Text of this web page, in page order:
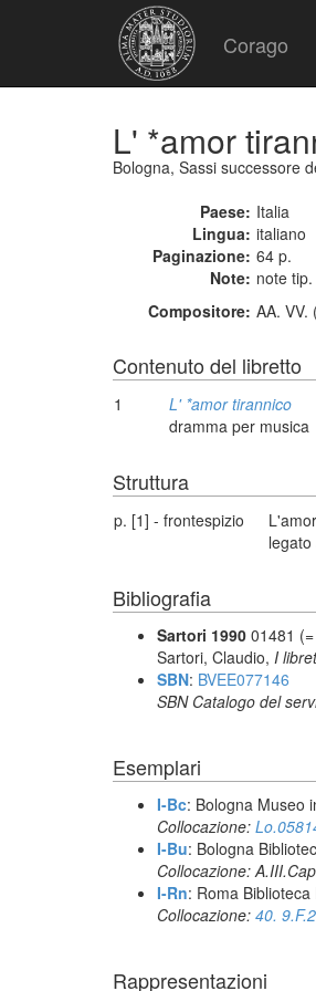
Corago
L' *amor
Bologna, Sassi successore
Paese: Italia
Lingua: italiano
Paginazione: 64 p.
Note: note
Compositore: AA. VV.
Contenuto del libretto
1
L' *amor tirannico
dramma per musica
Struttura
p. [1] - frontespizio
Bibliografia
Sartori 1990 01481
Sartori, Claudio, I
SBN: BVEE077146
SBN Catalogo del
Esemplari
I-Bc: Bologna Museo
Collocazione:
I-Bu: Bologna
Collocazione:
I-Rn: Roma
Collocazione: 40.
Rappresentazioni